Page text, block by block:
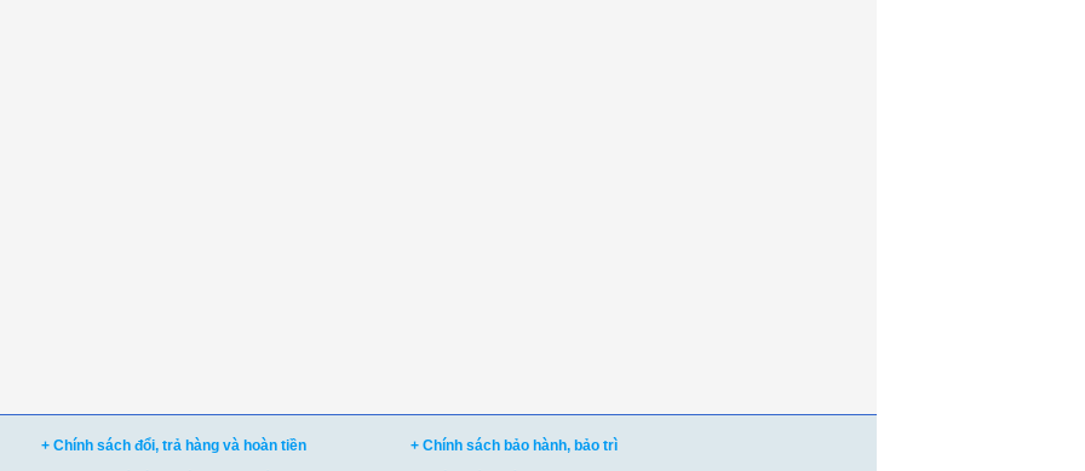
+ Chính sách đổi, trả hàng và hoàn tiền
+ Chính sách bảo hành, bảo trì